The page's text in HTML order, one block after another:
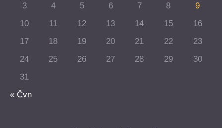
« Čvn
3
4 5 6 7 8
9
10
11 12 13 14 15
16
17
18 19 20 21 22
23
24
25 26 27 28 29
30
31